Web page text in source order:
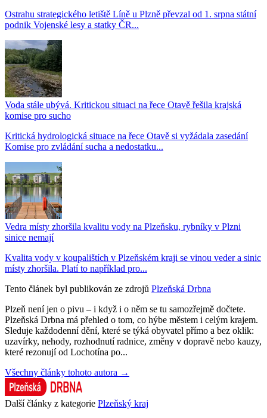
Ostrahu strategického letiště Líně u Plzně převzal od 1. srpna státní
podnik Vojenské lesy a statky ČR...
Voda stále ubývá. Kritickou situaci na řece Otavě řešila krajská
komise pro sucho
Kritická hydrologická situace na řece Otavě si vyžádala zasedání
Komise pro zvládání sucha a nedostatku...
Vedra místy zhoršila kvalitu vody na Plzeňsku, rybníky v Plzni
sinice nemají
Kvalita vody v koupalištích v Plzeňském kraji se vinou veder a sinic
místy zhoršila. Platí to například pro...
Tento článek byl publikován ze zdrojů Plzeňská Drbna
Plzeň není jen o pivu – i když i o něm se tu samozřejmě dočtete.
Plzeňská Drbna má přehled o tom, co hýbe městem i celým krajem.
Sleduje každodenní dění, které se týká obyvatel přímo a bez oklik:
uzavírky, nehody, rozhodnutí radnice, změny v dopravě nebo kauzy,
které rezonují od Lochotína po...
Všechny články tohoto autora →
Další články z kategorie Plzeňský kraj